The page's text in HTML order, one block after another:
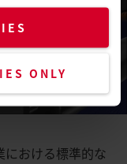
ONLY
における標準的な